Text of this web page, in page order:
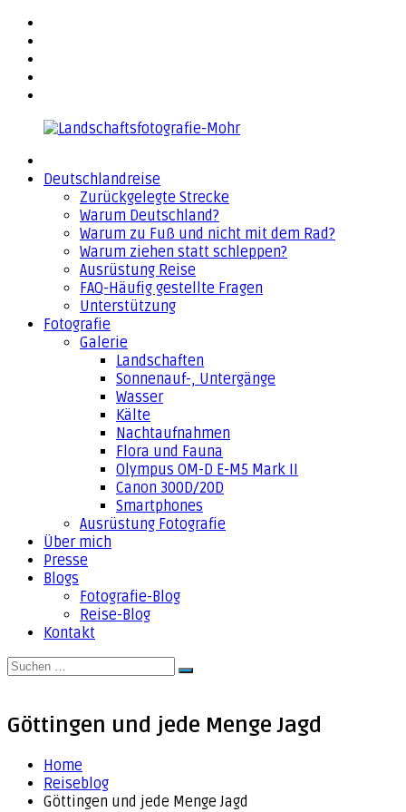
Zurück
zum
Inhalt
Landschaftsfotografie-
Deutschlandreise
Zurückgelegte Strecke
Warum Deutschland?
Warum zu Fuß und nicht mit dem Rad?
Warum ziehen statt schleppen?
Ausrüstung Reise
FAQ-Häufig gestellte Fragen
Unterstützung
Fotografie
Galerie
Landschaften
Sonnenauf-, Untergänge
Wasser
Kälte
Nachtaufnahmen
Flora und Fauna
Olympus OM-D E-M5 Mark II
Canon 300D/20D
Smartphones
Ausrüstung Fotografie
Über mich
Presse
Blogs
Fotografie-Blog
Reise-Blog
Kontakt
Suche
Suchen
Göttingen und jede Menge Jagd
Home
Reiseblog
Göttingen und jede Menge Jagd